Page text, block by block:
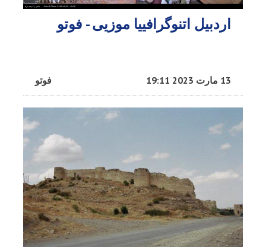
اردبیل اتنوگرافییا موزیی - فوتو
فوتو 13 مارت 2023 19:11